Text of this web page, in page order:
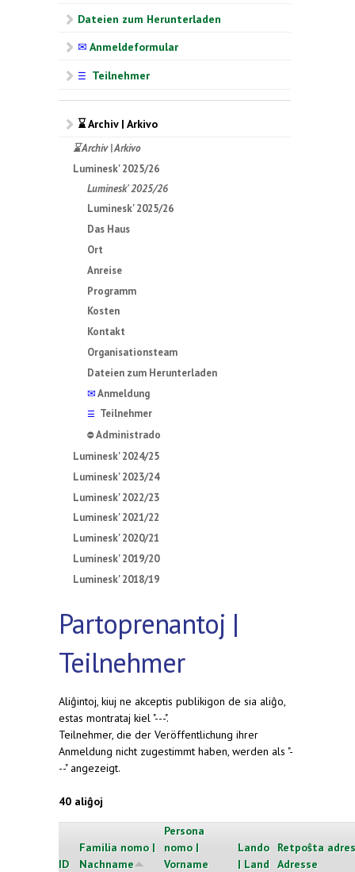
Dateien zum Herunterladen
✉ Anmeldeformular
☰ Teilnehmer
⌛ Archiv | Arkivo
⌛ Archiv | Arkivo
Luminesk' 2025/26
Luminesk' 2025/26
Luminesk' 2025/26
Das Haus
Ort
Anreise
Programm
Kosten
Kontakt
Organisationsteam
Dateien zum Herunterladen
✉Anmeldung
☰ Teilnehmer
⛔Administrado
Luminesk' 2024/25
Luminesk' 2023/24
Luminesk' 2022/23
Luminesk' 2021/22
Luminesk' 2020/21
Luminesk' 2019/20
Luminesk' 2018/19
Partoprenantoj |
Teilnehmer
Aliĝintoj, kiuj ne akceptis publikigon de sia aliĝo,
estas montrataj kiel "---".
Teilnehmer, die der Veröffentlichung ihrer
Anmeldung nicht zugestimmt haben, werden als "-
--" angezeigt.
40 aliĝoj
ID
Familia nomo |
Nachname
Persona
nomo |
Vorname
Lando
| Land
Retpoŝta
Adresse